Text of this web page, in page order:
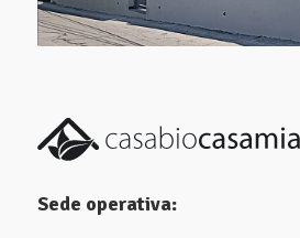
Sede operativa: